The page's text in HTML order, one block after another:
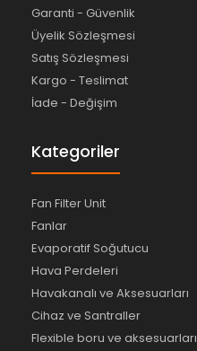
Garanti - Güvenlik
Üyelik Sözleşmesi
Satış Sözleşmesi
Kargo - Teslimat
İade - Değişim
Kategoriler
Fan Filter Unit
Fanlar
Evaporatif Soğutucu
Hava Perdeleri
Havakanalı ve Aksesuarları
Cihaz ve Santraller
Flexible boru ve aksesuarları